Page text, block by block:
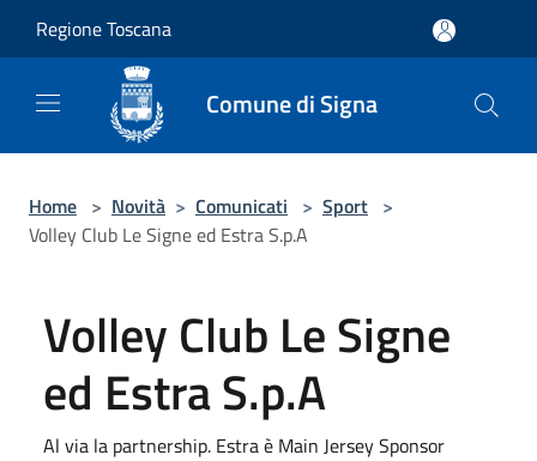
Regione Toscana
Comune di Signa
Home > Novità > Comunicati > Sport >
Volley Club Le Signe ed Estra S.p.A
Volley Club Le Signe
ed Estra S.p.A
Al via la partnership. Estra è Main Jersey Sponsor